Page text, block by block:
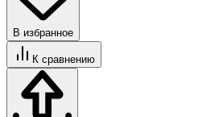
В избранное
К сравнению